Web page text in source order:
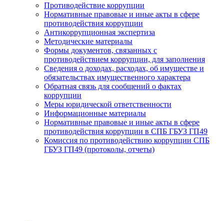
Противодействие коррупции
Нормативные правовые и иные акты в сфере
противодействия коррупции
Антикоррупционная экспертиза
Методические материалы
Формы документов, связанных с
противодействием коррупции, для заполнения
Сведения о доходах, расходах, об имуществе и
обязательствах имущественного характера
Обратная связь для сообщений о фактах
коррупции
Меры юридической ответственности
Информационные материалы
Нормативные правовые и иные акты в сфере
противодействия коррупции в СПБ ГБУЗ ГП49
Комиссия по противодействию коррупции СПБ
ГБУЗ ГП49 (протоколы, отчеты)